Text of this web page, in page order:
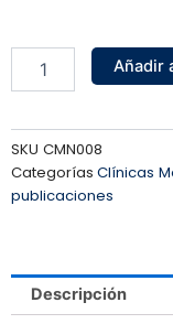
cantidad
Añadir
SKU CMN008
Categorías Clínicas
publicaciones
Descripción